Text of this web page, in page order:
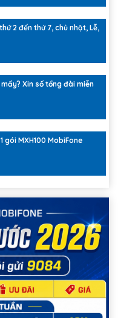
2 đến thứ 7, chủ nhật, Lễ,
Xin số tổng đài miễn
gói MXH100 MobiFone